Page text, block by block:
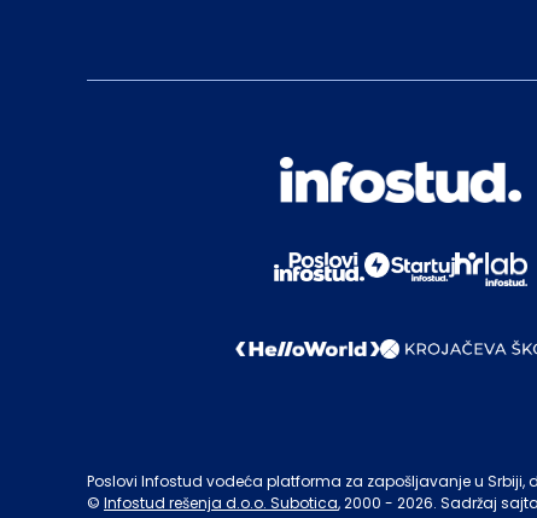
Poslovi Infostud vodeća platforma za zapošljavanje u Srbiji,
© Infostud rešenja d.o.o. Subotica, 2000 - 2026. Sadržaj sajta